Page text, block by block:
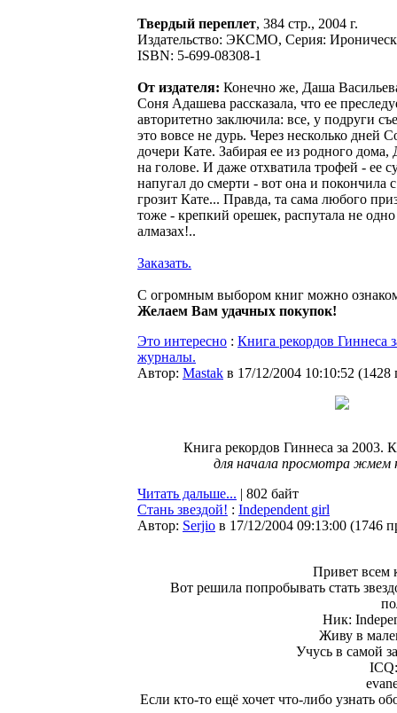
Твердый переплет, 384 стр., 2004 г.
Издательство: ЭКСМО, Серия:
ISBN: 5-699-08308-1
От издателя: Конечно же, Даша
Соня Адашева рассказала, что ее
авторитетно заключила: все, у подруги
это вовсе не дурь. Через несколько дней
дочери Кате. Забирая ее из родного
на голове. И даже отхватила трофей - ее
напугал до смерти - вот она и покончила
грозит Кате... Правда, та сама любого
тоже - крепкий орешек, распутала не
алмазах!..
Заказать.
С огромным выбором книг можно
Желаем Вам удачных покупок!
Это интересно : Книга рекордов Гиннеса
журналы.
Автор: Мastak в 17/12/2004 10:10:52 (1428
Книга рекордов Гиннеса за 2003.
для начала просмотра жмем
Читать дальше... | 802 байт
Стань звездой! : Independent girl
Автор: Serjio в 17/12/2004 09:13:00 (1746
Привет всем
Вот решила попробывать стать
Ник:
Живу в
Учусь в самой
Если кто-то ещё хочет что-либо узнать